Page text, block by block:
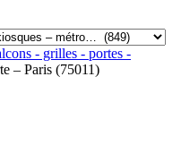
- grilles - portes -
– Paris (75011)